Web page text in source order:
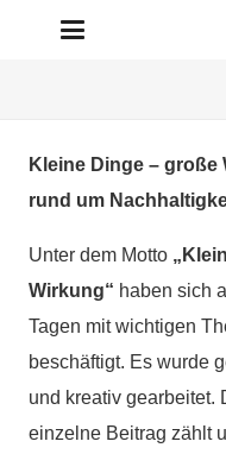
Kleine Dinge –
rund um
Unter dem Motto
Wirkung“ haben sich
Tagen mit wichtigen
beschäftigt. Es wurde
und kreativ gearbeitet.
einzelne Beitrag zählt